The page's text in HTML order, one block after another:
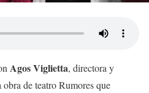
Agos Viglietta, directora y
obra de teatro Rumores que